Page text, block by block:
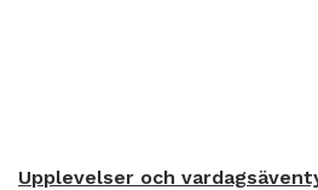
Upplevelser och